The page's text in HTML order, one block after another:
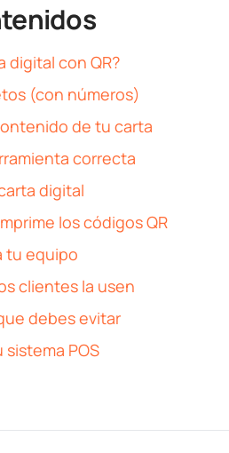
digital con QR?
(con números)
de tu carta
correcta
digital
los códigos QR
tu equipo
clientes la usen
debes evitar
POS